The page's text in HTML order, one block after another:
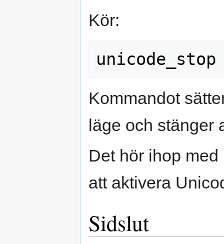
Kör:
Kommandot
läge och stänger
Det hör ihop med
att aktivera
Sidslut